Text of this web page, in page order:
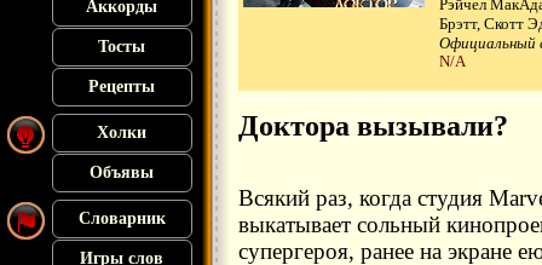
Аккорды
Тосты
Рецепты
Холки
Объявы
Словарник
Игры слов
Рэйчел
Брэтт, Скотт
Официальный
N/A
Доктора вызывали?
Всякий раз, когда студия
выкатывает сольный
супергероя, ранее на экране